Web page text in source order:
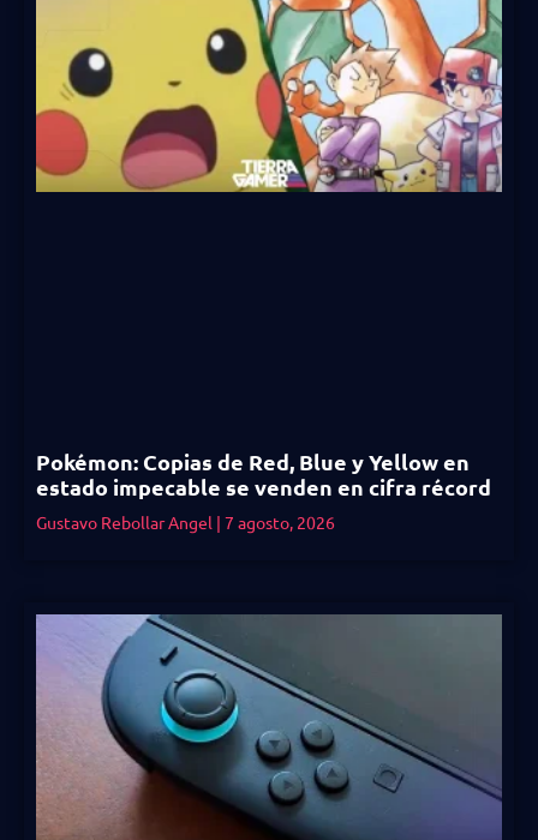
Pokémon: Copias de Red, Blue y Yellow en
estado impecable se venden en cifra récord
Gustavo Rebollar Angel 7 agosto, 2026